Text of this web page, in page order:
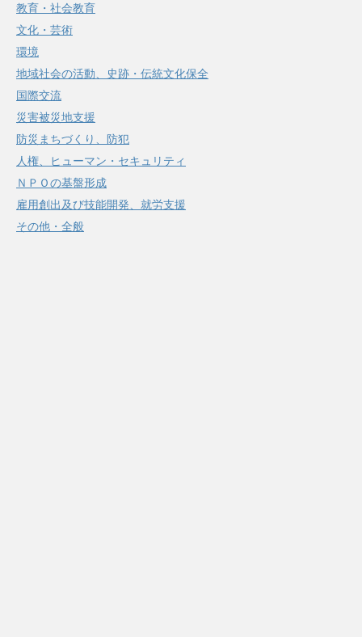
教育・社会教育
文化・芸術
環境
地域社会の活動、史跡・伝統文化保全
国際交流
災害被災地支援
防災まちづくり、防犯
人権、ヒューマン・セキュリティ
ＮＰＯの基盤形成
雇用創出及び技能開発、就労支援
その他・全般